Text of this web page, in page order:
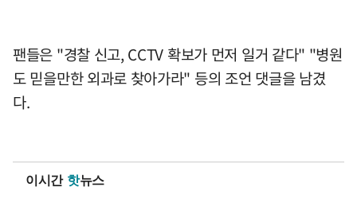
팬들은 "경찰 신고, CCTV 확보가 먼저 일거 같다" "병원
도 믿을만한 외과로 찾아가라" 등의 조언 댓글을 남겼
다.
이시간 핫뉴스